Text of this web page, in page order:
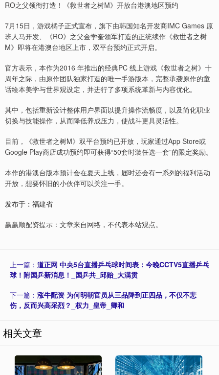
RO之父领衔打造！《救世者之树M》开放台港澳地区预约
7月15日，游戏橘子正式宣布，旗下由韩国知名开发商IMC Games 原
班人马开发、《RO》之父金学奎领军打造的正统续作《救世者之树
M》即将在港澳台地区上市，双平台预约正式开启。
官方表示，本作为2016 年推出的经典PC 线上游戏《救世者之树》十
周年之际，由原作团队独家打造的唯一手游版本，完整承袭原作的童
话绘本美学与世界观设定，并进行了多项系统革新与内容优化。
其中，包括重新设计整体用户界面以提升操作流畅度，以及简化职业
切换与技能操作，从而降低养成压力，使战斗更具灵活性。
目前，《救世者之树M》双平台预约已开放，玩家通过App Store或
Google Play商店成功预约即可获得“50套时装任选一套”的限定奖励。
本作的港澳台版本预计会在夏天上线，届时还会有一系列的福利活动
开放，想要怀旧的小伙伴可以关注一手。
发布于：福建省
赢赢顺配资提示：文章来自网络，不代表本站观点。
上一篇： 道正网 中央5台直播乒乓球时间表：今晚CCTV5直播乒乓
球！附国乒新消息！_国乒共_邱贻_大满贯
下一篇： 涨牛配资 为何明朝官员从三品降到正四品，不仅不悲
伤，反而兴高采烈？_权力_皇帝_卿和
相关文章